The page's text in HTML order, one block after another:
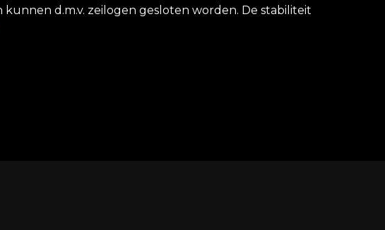
kunnen d.m.v. zeilogen gesloten worden. De stabiliteit